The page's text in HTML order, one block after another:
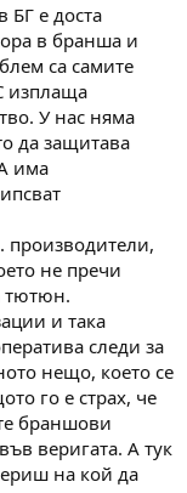
БГ е доста
в бранша и
са самите
изплаща
У нас няма
да защитава
има
производители,
не пречи
тютюн.
и така
следи за
нещо, което се
го е страх, че
браншови
веригата. А тук
на кой да